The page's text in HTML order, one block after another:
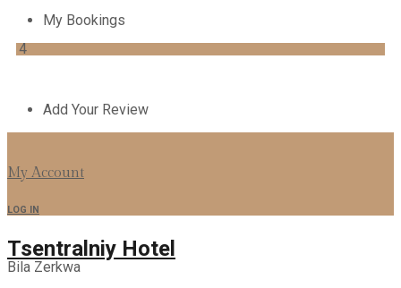
My Bookings
4
Add Your Review
My Account
LOG IN
Tsentralniy Hotel
Bila Zerkwa